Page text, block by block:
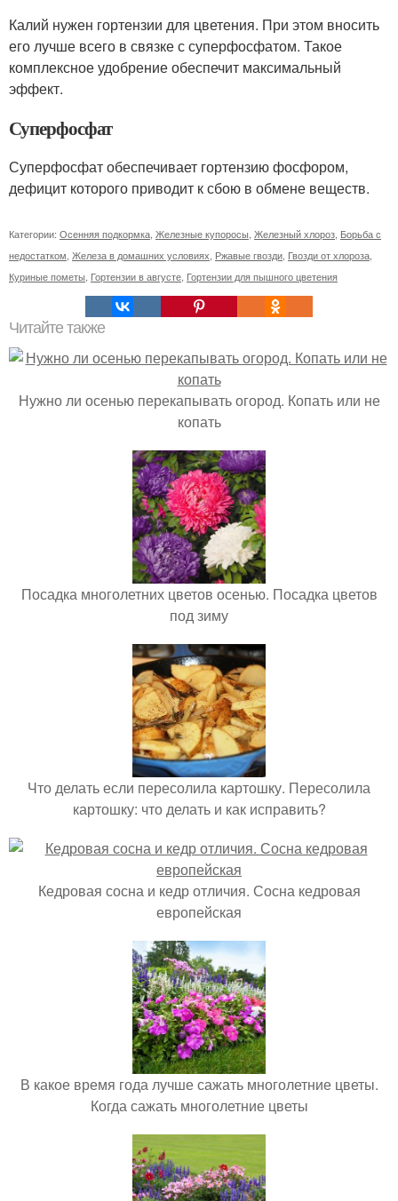
Калий нужен гортензии для цветения. При этом вносить
его лучше всего в связке с суперфосфатом. Такое
комплексное удобрение обеспечит максимальный
эффект.
Суперфосфат
Суперфосфат обеспечивает гортензию фосфором,
дефицит которого приводит к сбою в обмене веществ.
Категории: Осенняя подкормка Железные купоросы Железный хлороз Борьба с
недостатком Железа в домашних условиях Ржавые гвозди Гвозди от хлороза
Куриные пометы Гортензии в августе Гортензии для пышного цветения
Читайте также
Нужно ли осенью перекапывать огород. Копать или не
копать
Посадка многолетних цветов осенью. Посадка цветов
под зиму
Что делать если пересолила картошку. Пересолила
картошку: что делать и как исправить?
Кедровая сосна и кедр отличия. Сосна кедровая
европейская
В какое время года лучше сажать многолетние цветы.
Когда сажать многолетние цветы